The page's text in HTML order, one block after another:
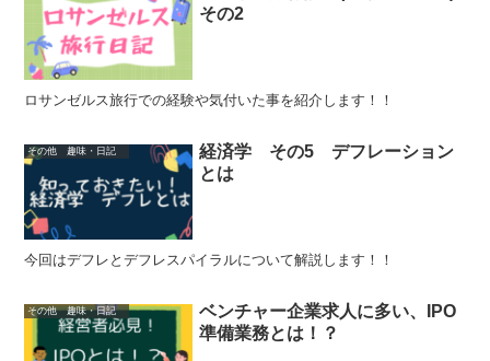
その2
ロサンゼルス旅行での経験や気付いた事を紹介します！！
その他 趣味・日記
経済学 その5 デフレーション
とは
今回はデフレとデフレスパイラルについて解説します！！
その他 趣味・日記
ベンチャー企業求人に多い、IPO
準備業務とは！？